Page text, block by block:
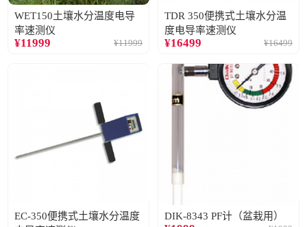
WET150土壤水分温度电导
率速测仪
¥11999 ¥11999
TDR 350便携式土壤水分温
度电导率速测仪
¥16499 ¥16499
EC-350便携式土壤水分温度
DIK-8343 PF计（盆栽用）